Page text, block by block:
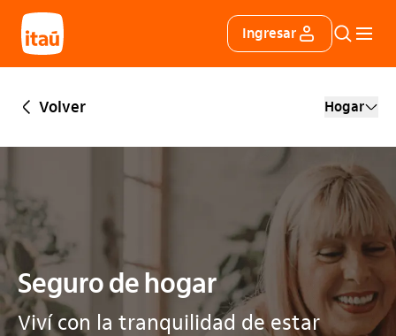
Itáu Ingresar
Buscar
Volver Hogar
Seguro de hogar
Viví con la tranquilidad de estar